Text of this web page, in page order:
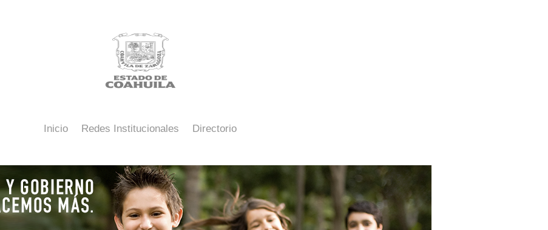
Inicio Redes Institucionales Directorio